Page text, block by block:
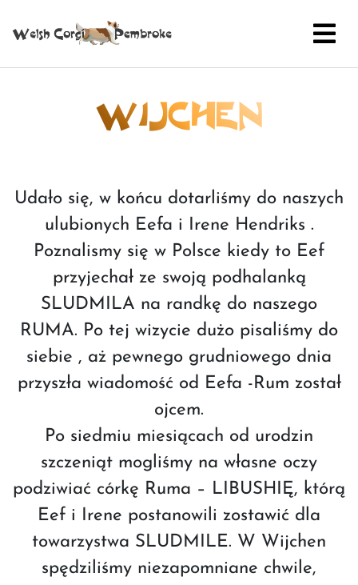
WIJCHEN
Udało się, w końcu dotarliśmy do naszych
ulubionych Eefa i Irene Hendriks .
Poznalismy się w Polsce kiedy to Eef
przyjechał ze swoją podhalanką
SLUDMILA na randkę do naszego
RUMA. Po tej wizycie dużo pisaliśmy do
siebie , aż pewnego grudniowego dnia
przyszła wiadomość od Eefa -Rum został
ojcem.
Po siedmiu miesiącach od urodzin
szczeniąt mogliśmy na własne oczy
podziwiać córkę Ruma – LIBUSHIĘ, którą
Eef i Irene postanowili zostawić dla
towarzystwa SLUDMILE. W Wijchen
spędziliśmy niezapomniane chwile,